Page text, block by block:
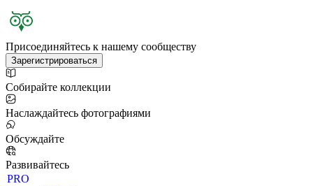
Присоединяйтесь к нашему сообществу
Зарегистрироваться
Собирайте коллекции
Наслаждайтесь фотографиями
Обсуждайте
Развивайтесь
PRO